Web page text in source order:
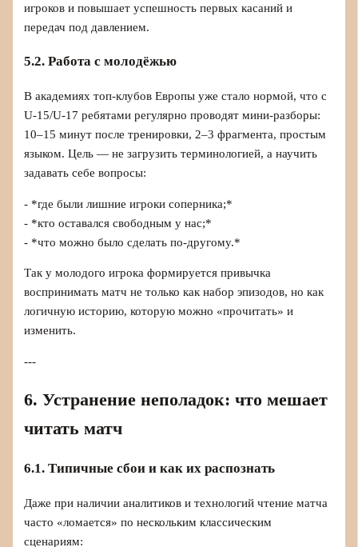
игроков и повышает успешность первых касаний и
передач под давлением.
5.2. Работа с молодёжью
В академиях топ‑клубов Европы уже стало нормой, что с
U‑15/U‑17 ребятами регулярно проводят мини‑разборы:
10–15 минут после тренировки, 2–3 фрагмента, простым
языком. Цель — не загрузить терминологией, а научить
задавать себе вопросы:
- *где были лишние игроки соперника;*
- *кто оставался свободным у нас;*
- *что можно было сделать по‑другому.*
Так у молодого игрока формируется привычка
воспринимать матч не только как набор эпизодов, но как
логичную историю, которую можно «прочитать» и
изменить.
---
6. Устранение неполадок: что мешает
читать матч
6.1. Типичные сбои и как их распознать
Даже при наличии аналитиков и технологий чтение матча
часто «ломается» по нескольким классическим
сценариям: